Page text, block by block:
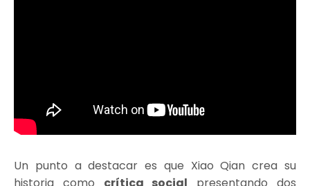
Un punto a destacar es que Xiao Qian crea su